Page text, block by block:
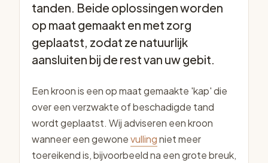
tanden. Beide oplossingen worden
op maat gemaakt en met zorg
geplaatst, zodat ze natuurlijk
aansluiten bij de rest van uw gebit.
Een kroon is een op maat gemaakte 'kap' die
over een verzwakte of beschadigde tand
wordt geplaatst. Wij adviseren een kroon
wanneer een gewonevullingniet meer
toereikend is, bijvoorbeeld na een grote breuk,